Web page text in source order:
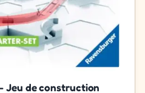
Jeu de construction